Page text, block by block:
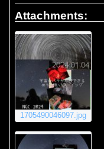
Attachments:
1705490046097.jpg